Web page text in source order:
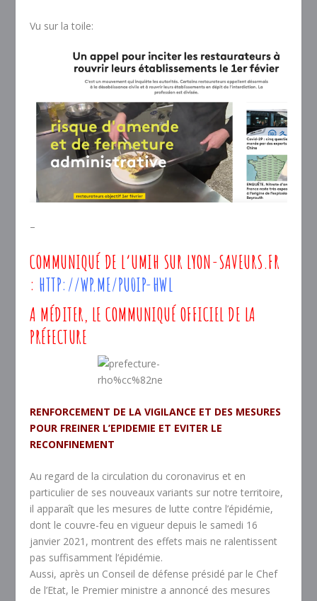
Vu sur la toile:
–
COMMUNIQUÉ DE L’UMIH SUR LYON-SAVEURS.FR
: HTTP://WP.ME/PU0IP-HWL
A MÉDITER, LE COMMUNIQUÉ OFFICIEL DE LA
PRÉFECTURE
RENFORCEMENT DE LA VIGILANCE ET DES MESURES
POUR FREINER L’EPIDEMIE ET EVITER LE
RECONFINEMENT
Au regard de la circulation du coronavirus et en
particulier de ses nouveaux variants sur notre territoire,
il apparaît que les mesures de lutte contre l’épidémie,
dont le couvre-feu en vigueur depuis le samedi 16
janvier 2021, montrent des effets mais ne ralentissent
pas suffisamment l’épidémie.
Aussi, après un Conseil de défense présidé par le Chef
de l’Etat, le Premier ministre a annoncé des mesures